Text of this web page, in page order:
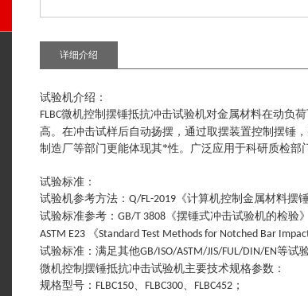
详细介绍
试验机介绍 ：
FLBC微机控制摆锤抵抗冲击试验机对金属材料在动负
高。在冲击试样后自动扬摆，通过取摆装置控制摆锤
制造厂等部门更能体现其*性。广泛应用于科研质检部
试验标准：
试验机参考方法 ： Q/FL-2019 《计算机控制金属材料摆
试验标准参考 ： GB/T 3808 《摆锤式冲击试验机的检验》
ASTM E23
《Standard Test Methods for Notched Bar
试验标准 ： 满足其他GB/ISO/ASTM/JIS/FUL/DIN/EN等试
微机控制摆锤抵抗冲击试验机主要技术规格参数 ：
规格型号 ： FLBC150、 FLBC300、 FLBC452 ；